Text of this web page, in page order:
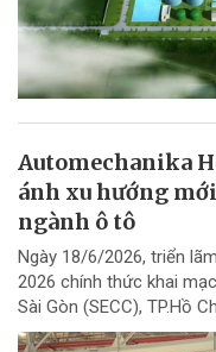
Automechanika
ánh xu hướng
ngành ô tô
Ngày 18/6/2026, triển
2026 chính thức khai
Sài Gòn (SECC), TP.Hồ